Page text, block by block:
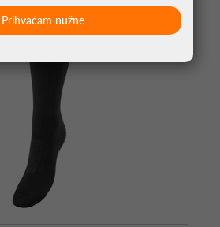
Prihvaćam nužne